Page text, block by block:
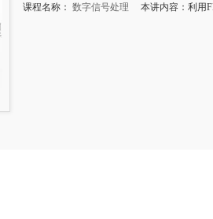
课程名称： 数字信号处理 本讲内容：利用